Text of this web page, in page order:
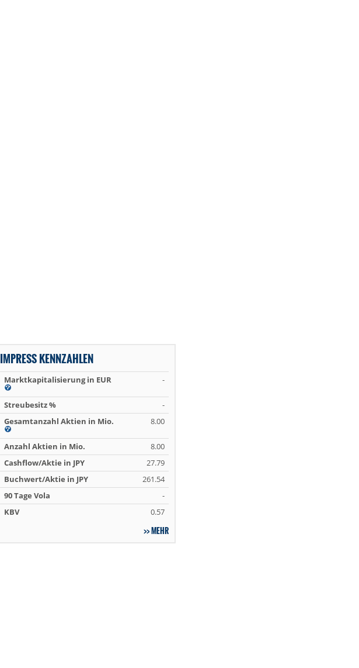
IMPRESS KENNZAHLEN
Marktkapitalisierung in EUR -
Streubesitz %
-
Gesamtanzahl Aktien in Mio.
8.00
Anzahl Aktien in Mio.
8.00
Cashflow/Aktie in JPY
27.79
Buchwert/Aktie in JPY
261.54
90 Tage Vola
-
KBV
0.57
MEHR